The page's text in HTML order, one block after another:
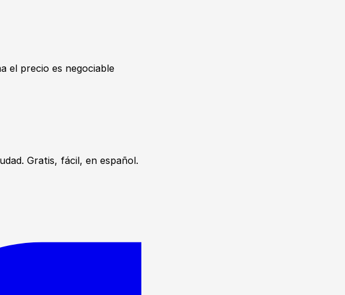
el precio es negociable
Gratis, fácil, en español.